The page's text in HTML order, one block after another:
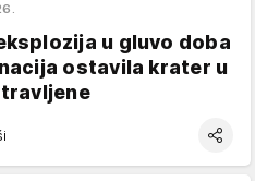
u gluvo doba
ostavila krater u